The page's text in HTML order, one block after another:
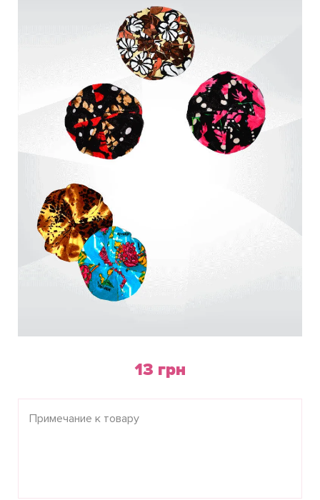
Обмен и возврат
Оптовикам
Контакты
Пн-Пт: с 8.00 до 17.00
(097) 779 44 39
Виктория
(097) 779 44 39
г. Горишние Плавни, ул. Строна 3, 2 этаж, София Текстиль
13 грн